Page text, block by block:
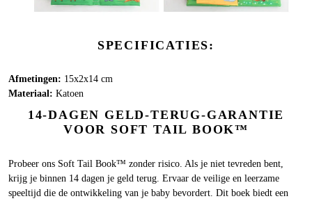
SPECIFICATIES:
Afmetingen: 15x2x14 cm
Materiaal: Katoen
14-DAGEN GELD-TERUG-GARANTIE
VOOR SOFT TAIL BOOK™
Probeer ons Soft Tail Book™ zonder risico. Als je niet tevreden bent,
krijg je binnen 14 dagen je geld terug. Ervaar de veilige en leerzame
speeltijd die de ontwikkeling van je baby bevordert. Dit boek biedt een